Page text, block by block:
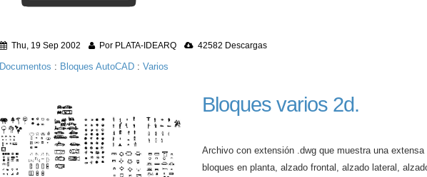
Thu, 19 Sep 2002 Por PLATA-IDEARQ 42582 Descargas
Documentos : Bloques AutoCAD : Varios
Bloques varios 2d.
Archivo con extensión .dwg que muestra una extensa
bloques en planta, alzado frontal, alzado lateral,